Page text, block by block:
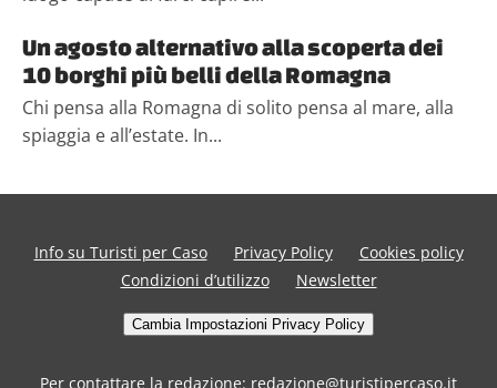
Un agosto alternativo alla scoperta dei
10 borghi più belli della Romagna
Chi pensa alla Romagna di solito pensa al mare, alla
spiaggia e all’estate. In...
Info su Turisti per Caso Privacy Policy
Cookies policy
Condizioni d’utilizzo
Newsletter
Cambia Impostazioni Privacy Policy
Per contattare la redazione: redazione@turistipercaso.it